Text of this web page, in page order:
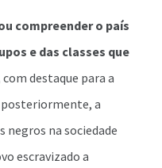
compreender o país
e das classes que
com destaque para a
a
negros na sociedade
escravizado a